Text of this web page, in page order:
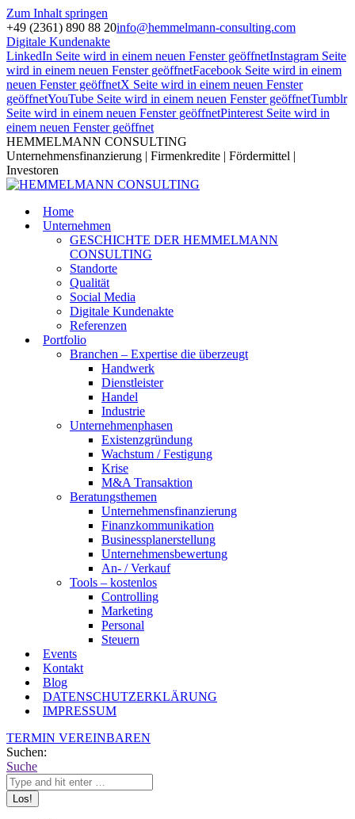
Zum Inhalt springen
+49 (2361) 890 88 20info@hemmelmann-consulting.com
Digitale Kundenakte
LinkedIn Seite wird in einem neuen Fenster geöffnetInstagram Seite
wird in einem neuen Fenster geöffnetFacebook Seite wird in einem
neuen Fenster geöffnetX Seite wird in einem neuen Fenster
geöffnetYouTube Seite wird in einem neuen Fenster geöffnetTumblr
Seite wird in einem neuen Fenster geöffnetPinterest Seite wird in
einem neuen Fenster geöffnet
HEMMELMANN CONSULTING
Unternehmensfinanzierung | Firmenkredite | Fördermittel |
Investoren
Home
Unternehmen
GESCHICHTE DER HEMMELMANN
CONSULTING
Standorte
Qualität
Social Media
Digitale Kundenakte
Referenzen
Portfolio
Branchen – Expertise die überzeugt
Handwerk
Dienstleister
Handel
Industrie
Unternehmenphasen
Existenzgründung
Wachstum / Festigung
Krise
M&A Transaktion
Beratungsthemen
Unternehmensfinanzierung
Finanzkommunikation
Businessplanerstellung
Unternehmensbewertung
An- / Verkauf
Tools – kostenlos
Controlling
Marketing
Personal
Steuern
Events
Kontakt
Blog
DATENSCHUTZERKLÄRUNG
IMPRESSUM
TERMIN VEREINBAREN
Suchen:
Suche